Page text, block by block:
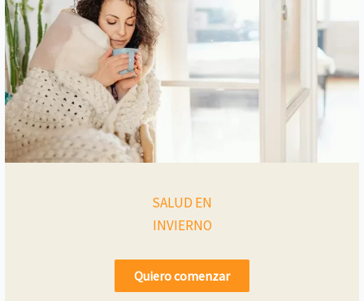
SALUD EN
INVIERNO
Quiero comenzar